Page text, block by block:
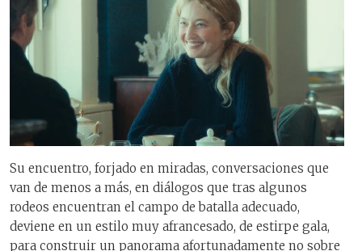
Su encuentro, forjado en miradas, conversaciones que
van de menos a más, en diálogos que tras algunos
rodeos encuentran el campo de batalla adecuado,
deviene en un estilo muy afrancesado, de estirpe gala,
para construir un panorama afortunadamente no sobre